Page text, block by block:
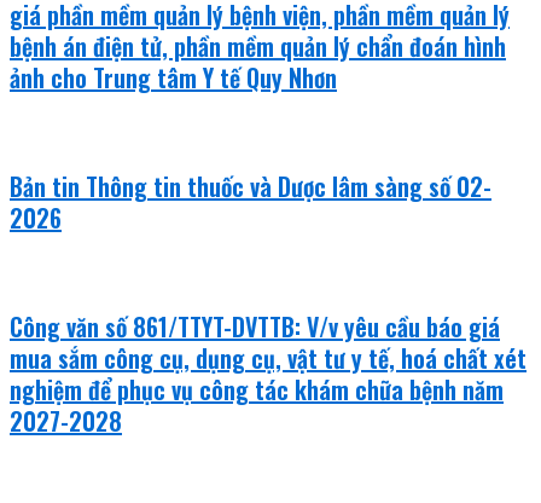
giá phần mềm quản lý bệnh viện, phần mềm quản lý
bệnh án điện tử, phần mềm quản lý chẩn đoán hình
ảnh cho Trung tâm Y tế Quy Nhơn
Bản tin Thông tin thuốc và Dược lâm sàng số 02-
2026
Công văn số 861/TTYT-DVTTB: V/v yêu cầu báo giá
mua sắm công cụ, dụng cụ, vật tư y tế, hoá chất xét
nghiệm để phục vụ công tác khám chữa bệnh năm
2027-2028